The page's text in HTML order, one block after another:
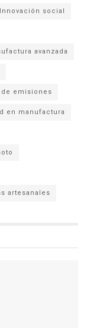
Innovación social
avanzada
emisiones
en manufactura
artesanales